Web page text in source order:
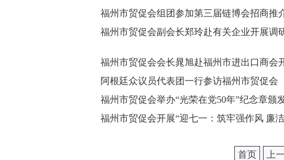
福州市贸促会组团参加第三届链博会招商推
福州市贸促会副会长郑玲赴有关企业开展调
福州市贸促会会长晁旭赴福州市进出口商会
阿根廷众议员代表团一行参访福州市贸促会
福州市贸促会举办“光荣在党50年”纪念章颁
福州市贸促会开展“迎七一：筑牢强作风 廉
首页 上